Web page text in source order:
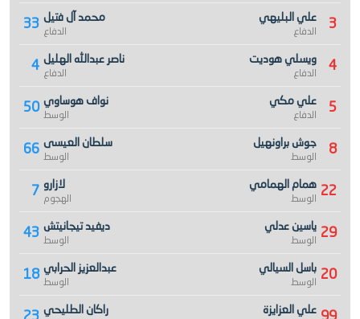
33 محمد آل فتيل
الدفاع
4 ناصر عبدالله الهليل
الدفاع
50 نواف هوساوي
الوسط
66 سلطان العيسى
الوسط
7 لازارو
الهجوم
43 ديفيد تيجانيتش
الوسط
18 عبدالعزيز الحرابي
الوسط
راكان الطليحي
3 علي البليهي
الدفاع
4 ويسلي هوديت
الدفاع
5 علي مكي
الدفاع
8 جوش براونهيل
الوسط
22 همام الهمامي
الوسط
29 ياسين عدلي
الوسط
20 باسل السيالي
الوسط
علي العزايزة